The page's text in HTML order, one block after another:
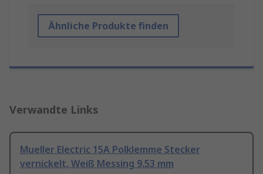
Ähnliche Produkte finden
Verwandte Links
Mueller Electric 15A Polklemme Stecker
vernickelt, Weiß Messing 9.53 mm